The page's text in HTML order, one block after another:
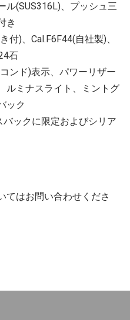
ル(SUS316L)、プッシュ三
き
付)、Cal.F6F44(自社製)、
石
ンド)表示、パワーリザー
ルミナスライト、ミントグ
ック
ックに限定およびシリア
はお問い合わせくださ